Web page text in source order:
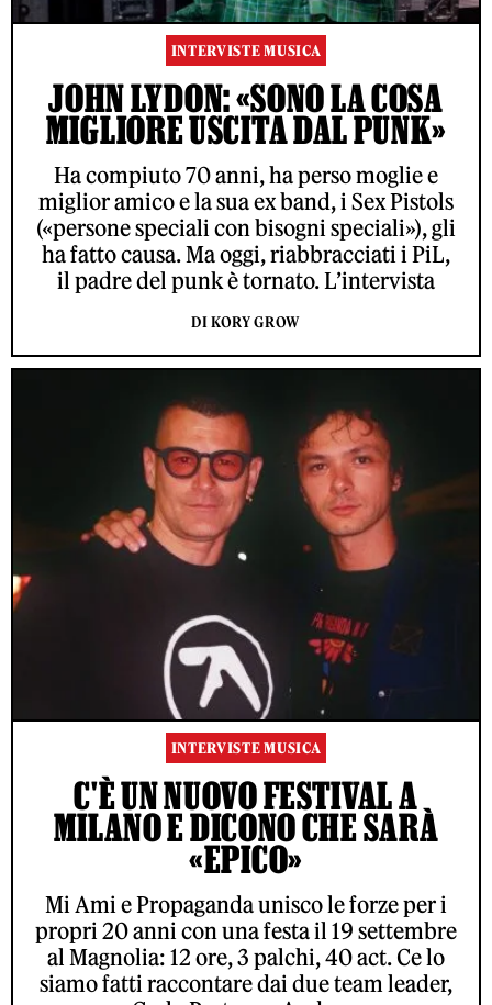
INTERVISTE MUSICA
JOHN LYDON: «SONO LA COSA
MIGLIORE USCITA DAL PUNK»
Ha compiuto 70 anni, ha perso moglie e
miglior amico e la sua ex band, i Sex Pistols
(«persone speciali con bisogni speciali»), gli
ha fatto causa. Ma oggi, riabbracciati i PiL,
il padre del punk è tornato. L’intervista
DI KORY GROW
INTERVISTE MUSICA
C'È UN NUOVO FESTIVAL A
MILANO E DICONO CHE SARÀ
«EPICO»
Mi Ami e Propaganda unisco le forze per i
propri 20 anni con una festa il 19 settembre
al Magnolia: 12 ore, 3 palchi, 40 act. Ce lo
siamo fatti raccontare dai due team leader,